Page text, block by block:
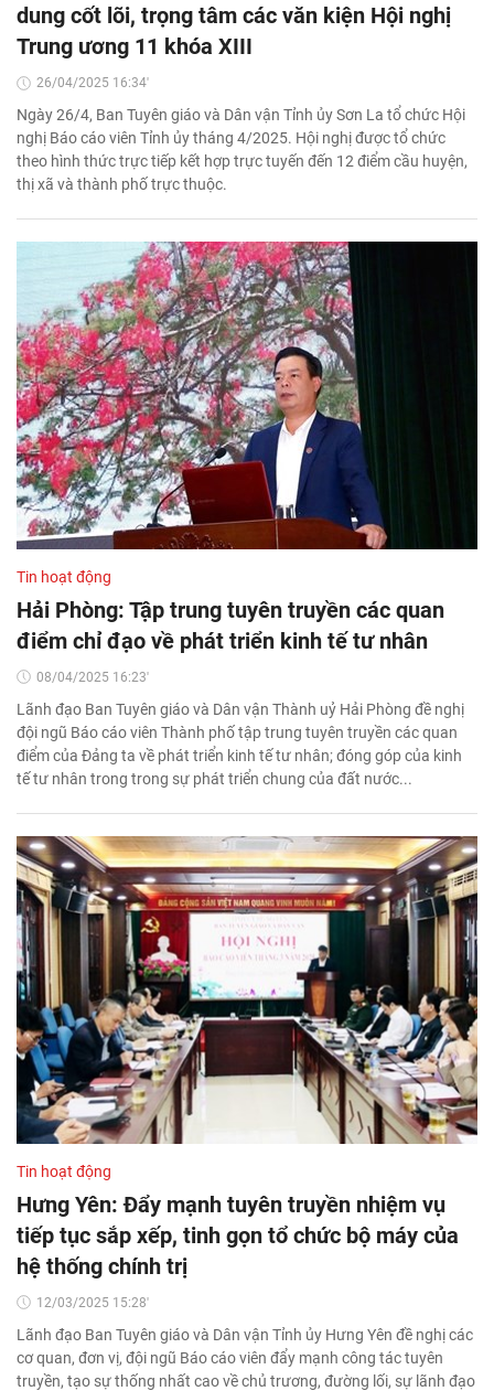
dung cốt lõi, trọng tâm các văn kiện Hội nghị
Trung ương 11 khóa XIII
26/04/2025 16:34'
Ngày 26/4, Ban Tuyên giáo và Dân vận Tỉnh ủy Sơn La tổ chức Hội
nghị Báo cáo viên Tỉnh ủy tháng 4/2025. Hội nghị được tổ chức
theo hình thức trực tiếp kết hợp trực tuyến đến 12 điểm cầu huyện,
thị xã và thành phố trực thuộc.
Tin hoạt động
Hải Phòng: Tập trung tuyên truyền các quan
điểm chỉ đạo về phát triển kinh tế tư nhân
08/04/2025 16:23'
Lãnh đạo Ban Tuyên giáo và Dân vận Thành uỷ Hải Phòng đề nghị
đội ngũ Báo cáo viên Thành phố tập trung tuyên truyền các quan
điểm của Đảng ta về phát triển kinh tế tư nhân; đóng góp của kinh
tế tư nhân trong trong sự phát triển chung của đất nước...
Tin hoạt động
Hưng Yên: Đẩy mạnh tuyên truyền nhiệm vụ
tiếp tục sắp xếp, tinh gọn tổ chức bộ máy của
hệ thống chính trị
12/03/2025 15:28'
Lãnh đạo Ban Tuyên giáo và Dân vận Tỉnh ủy Hưng Yên đề nghị các
cơ quan, đơn vị, đội ngũ Báo cáo viên đẩy mạnh công tác tuyên
truyền, tạo sự thống nhất cao về chủ trương, đường lối, sự lãnh đạo